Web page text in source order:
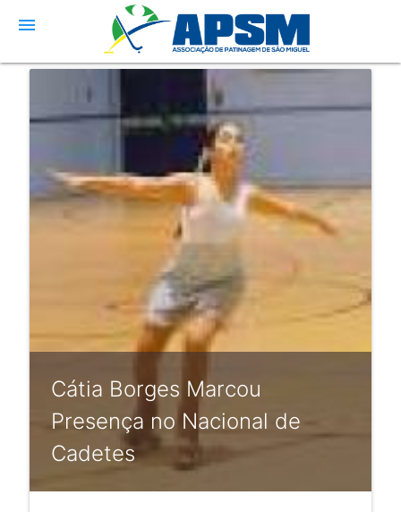
menu
Cátia Borges Marcou
Presença no Nacional de
Cadetes